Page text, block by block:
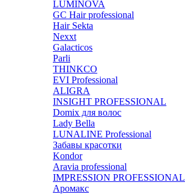
LUMINOVA
GC Hair professional
Hair Sekta
Nexxt
Galacticos
Parli
THINKCO
EVI Professional
ALIGRA
INSIGHT PROFESSIONAL
Domix для волос
Lady Bella
LUNALINE Professional
Забавы красотки
Kondor
Aravia professional
IMPRESSION PROFESSIONAL
Аромакс